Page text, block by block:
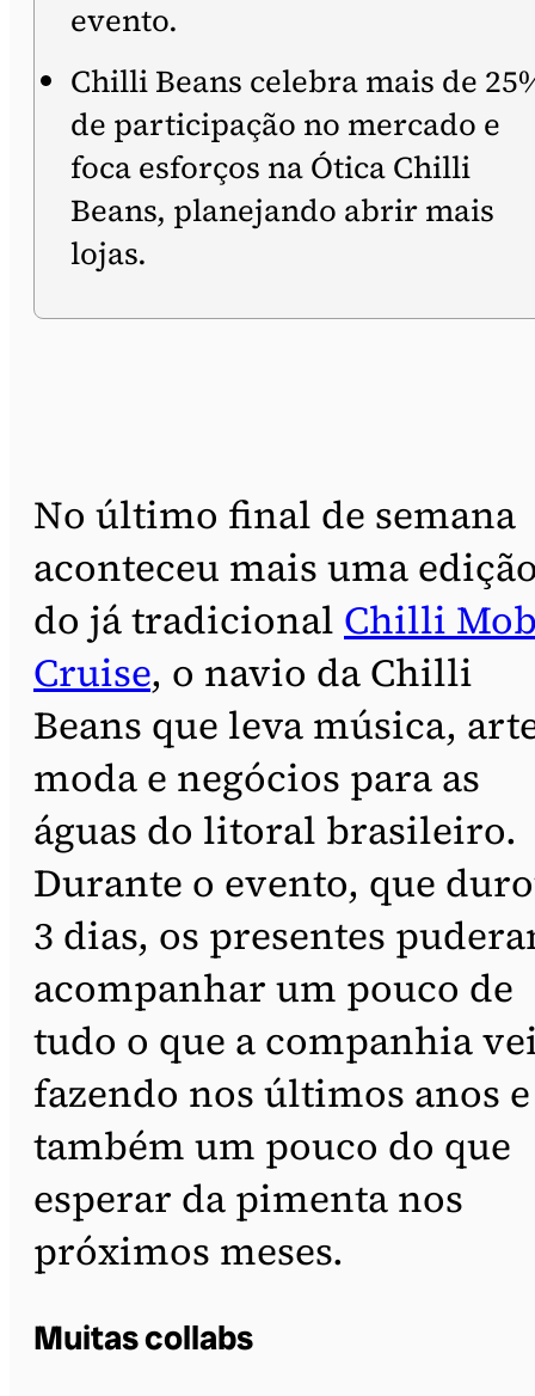
evento.
Chilli Beans celebra mais de
de participação no mercado e
foca esforços na Ótica Chilli
Beans, planejando abrir mais
lojas.
No último final de semana
aconteceu mais uma
do já tradicional Chilli
Cruise, o navio da Chilli
Beans que leva música,
moda e negócios para as
águas do litoral brasileiro.
Durante o evento, que
3 dias, os presentes
acompanhar um pouco de
tudo o que a companhia
fazendo nos últimos anos e
também um pouco do que
esperar da pimenta nos
próximos meses.
Muitas collabs